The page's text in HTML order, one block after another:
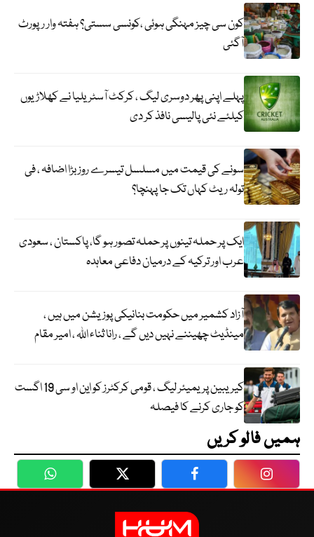
کون سی چیز مہنگی ہوئی ،کونسی سستی؟ ہفتہ وار رپورٹ
آگئی
پہلے اپنی پھر دوسری لیگ ، کرکٹ آسٹریلیا نے کھلاڑیوں
کیلئے نئی پالیسی نافذ کر دی
سونے کی قیمت میں مسلسل تیسرے روز بڑا اضافہ ، فی
تولہ ریٹ کہاں تک جا پہنچا؟
ایک پر حملہ تینوں پر حملہ تصور ہو گا، پاکستان ، سعودی
عرب اور ترکیہ کے درمیان دفاعی معاہدہ
آزاد کشمیر میں حکومت بنانیکی پوزیشن میں ہیں ،
مینڈیٹ چھیننے نہیں دیں گے ، رانا ثناء اللہ ، امیر مقام
کیریبین پریمیئر لیگ ، قومی کرکٹرز کو این او سی 19 اگست
کو جاری کرنے کا فیصلہ
ہمیں فالو کریں
WhatsApp Twitter Facebook